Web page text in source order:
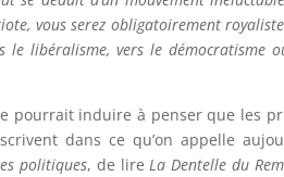
vous serez obligatoirement
le libéralisme, vers le
pourrait induire à penser que les
dans ce qu’on appelle
politiques, de lire La Dentelle du